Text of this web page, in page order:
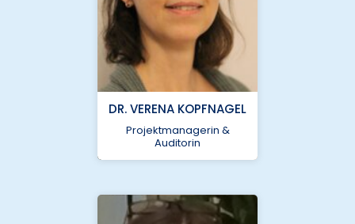
Leitung
bcu@nukleus.netzwerk-
universitaetsmedizin.de
Helmholtz Zentrum
DR. VERENA KOPFNAGEL
Projektmanagerin &
Auditorin